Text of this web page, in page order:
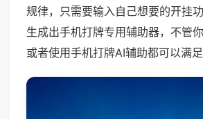
规律，只需要输入自己想要的开挂
生成出手机打牌专用辅助器，不管
或者使用手机打牌AI辅助都可以满足